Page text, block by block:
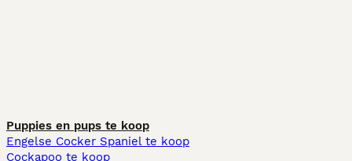
Puppies en pups te koop
Engelse Cocker Spaniel te koop
Cockapoo te koop